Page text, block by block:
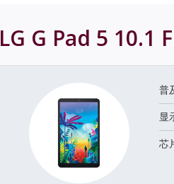
LG G Pad 5 10.1
普
显
芯